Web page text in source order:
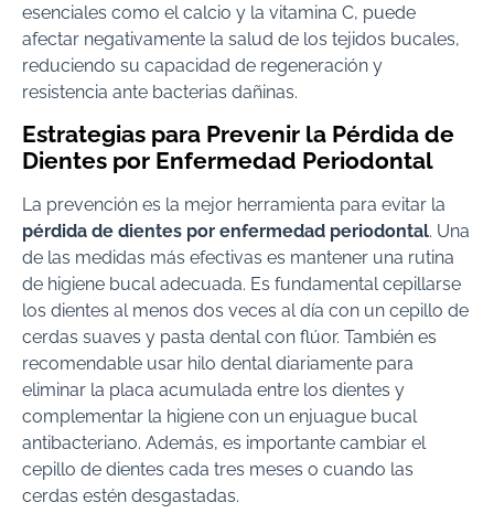
esenciales como el calcio y la vitamina C, puede
afectar negativamente la salud de los tejidos bucales,
reduciendo su capacidad de regeneración y
resistencia ante bacterias dañinas.
Estrategias para Prevenir la Pérdida de
Dientes por Enfermedad Periodontal
La prevención es la mejor herramienta para evitar la
pérdida de dientes por enfermedad periodontal. Una
de las medidas más efectivas es mantener una rutina
de higiene bucal adecuada. Es fundamental cepillarse
los dientes al menos dos veces al día con un cepillo de
cerdas suaves y pasta dental con flúor. También es
recomendable usar hilo dental diariamente para
eliminar la placa acumulada entre los dientes y
complementar la higiene con un enjuague bucal
antibacteriano. Además, es importante cambiar el
cepillo de dientes cada tres meses o cuando las
cerdas estén desgastadas.